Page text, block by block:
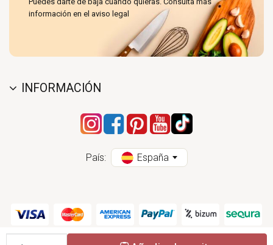
información en el aviso legal
INFORMACIÓN
País: España